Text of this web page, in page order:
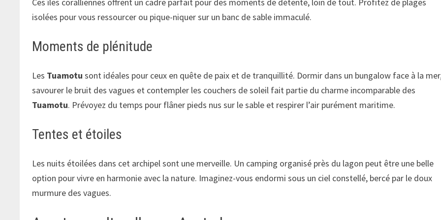
isolées pour vous ressourcer ou pique-niquer sur un banc de sable immaculé.
Moments de plénitude
Les Tuamotu sont idéales pour ceux en quête de paix et de tranquillité. Dormir dans un bungalow face à la
savourer le bruit des vagues et contempler les couchers de soleil fait partie du charme incomparable des
Tuamotu. Prévoyez du temps pour flâner pieds nus sur le sable et respirer l’air purément maritime.
Tentes et étoiles
Les nuits étoilées dans cet archipel sont une merveille. Un camping organisé près du lagon peut être une belle
option pour vivre en harmonie avec la nature. Imaginez-vous endormi sous un ciel constellé, bercé par le doux
murmure des vagues.